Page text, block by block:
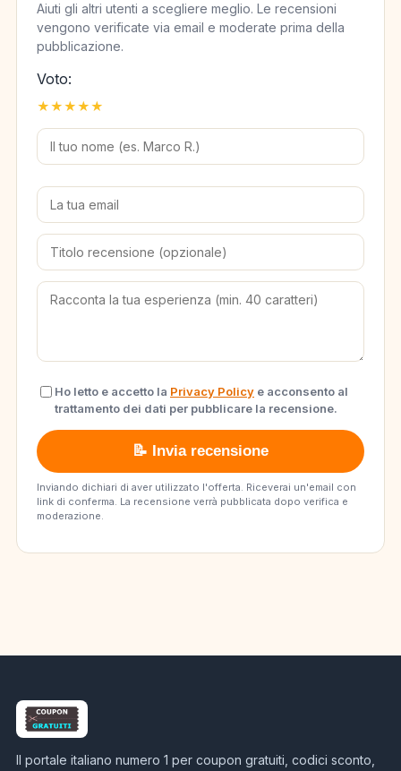
Aiuti gli altri utenti a scegliere meglio. Le recensioni
vengono verificate via email e moderate prima della
pubblicazione.
Voto:
★
★
★
★
★
Ho letto e accetto la Privacy Policy e acconsento al
trattamento dei dati per pubblicare la recensione.
📝 Invia recensione
Inviando dichiari di aver utilizzato l'offerta. Riceverai un'email con
link di conferma. La recensione verrà pubblicata dopo verifica e
moderazione.
Il portale italiano numero 1 per coupon gratuiti, codici sconto,